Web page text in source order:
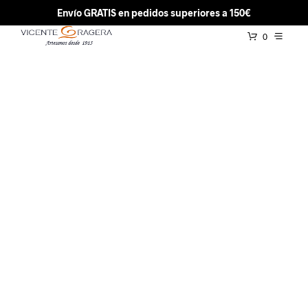
Envío GRATIS en pedidos superiores a 150€
0